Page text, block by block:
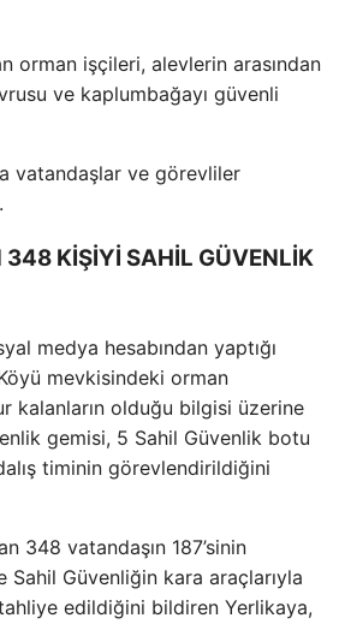
orman işçileri, alevlerin arasından
ve kaplumbağayı güvenli
vatandaşlar ve görevliler
KİŞİYİ SAHİL GÜVENLİK
medya hesabından yaptığı
öyü mevkisindeki orman
kalanların olduğu bilgisi üzerine
gemisi, 5 Sahil Güvenlik botu
ış timinin görevlendirildiğini
348 vatandaşın 187’sinin
Sahil Güvenliğin kara araçlarıyla
edildiğini bildiren Yerlikaya,